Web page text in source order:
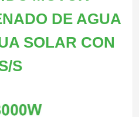
DE AGUA
SOLAR CON
S